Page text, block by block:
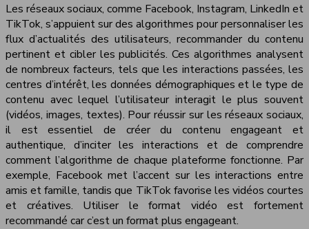
Les réseaux sociaux, comme Facebook, Instagram, LinkedIn et
TikTok, s’appuient sur des algorithmes pour personnaliser les
flux d’actualités des utilisateurs, recommander du contenu
pertinent et cibler les publicités. Ces algorithmes analysent
de nombreux facteurs, tels que les interactions passées, les
centres d’intérêt, les données démographiques et le type de
contenu avec lequel l’utilisateur interagit le plus souvent
(vidéos, images, textes). Pour réussir sur les réseaux sociaux,
il est essentiel de créer du contenu engageant et
authentique, d’inciter les interactions et de comprendre
comment l’algorithme de chaque plateforme fonctionne. Par
exemple, Facebook met l’accent sur les interactions entre
amis et famille, tandis que TikTok favorise les vidéos courtes
et créatives. Utiliser le format vidéo est fortement
recommandé car c’est un format plus engageant.